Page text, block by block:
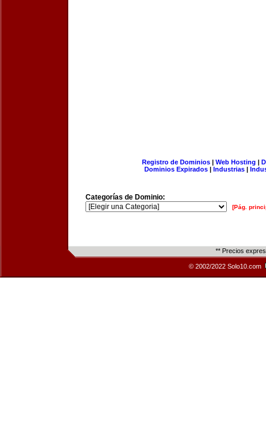
Registro de Dominios| Web Hosting |
Dominios Expirados | Industrias |
Categorías de Dominio:
[Pág.
** Precios
© 2002/2022 Solo10.com